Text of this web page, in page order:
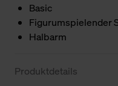
Basic
Figurumspielender
Halbarm
Produktdetails